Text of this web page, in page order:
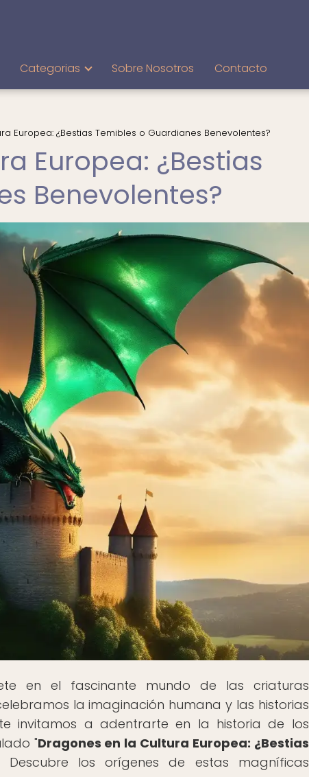
Categorias Sobre Nosotros Contacto
Europea: ¿Bestias Temibles o Guardianes Benevolentes?
Europea: ¿Bestias
Benevolentes?
en el fascinante mundo de las criaturas
la imaginación humana y las historias
invitamos a adentrarte en la historia de los
"Dragones en la Cultura Europea: ¿Bestias
Descubre los orígenes de estas magníficas